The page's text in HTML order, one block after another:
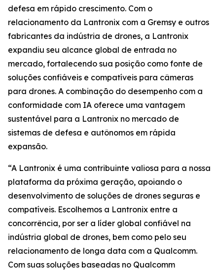
defesa em rápido crescimento. Com o
relacionamento da Lantronix com a Gremsy e outros
fabricantes da indústria de drones, a Lantronix
expandiu seu alcance global de entrada no
mercado, fortalecendo sua posição como fonte de
soluções confiáveis e compatíveis para câmeras
para drones. A combinação do desempenho com a
conformidade com IA oferece uma vantagem
sustentável para a Lantronix no mercado de
sistemas de defesa e autônomos em rápida
expansão.
“A Lantronix é uma contribuinte valiosa para a nossa
plataforma da próxima geração, apoiando o
desenvolvimento de soluções de drones seguras e
compatíveis. Escolhemos a Lantronix entre a
concorrência, por ser a líder global confiável na
indústria global de drones, bem como pelo seu
relacionamento de longa data com a Qualcomm.
Com suas soluções baseadas no Qualcomm